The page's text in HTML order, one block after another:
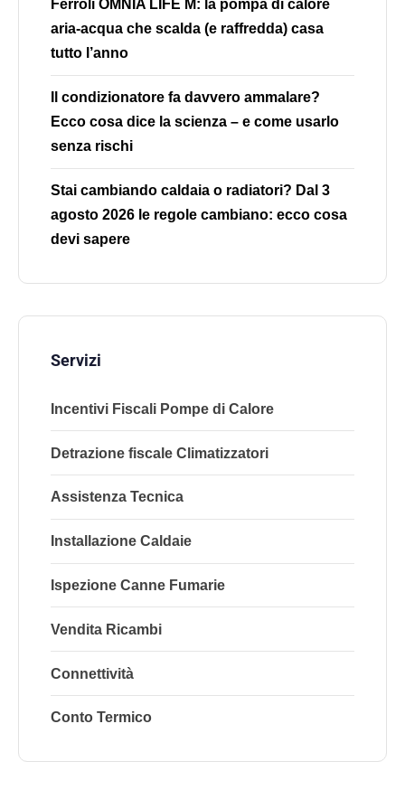
Ferroli OMNIA LIFE M: la pompa di calore
aria-acqua che scalda (e raffredda) casa
tutto l’anno
Il condizionatore fa davvero ammalare?
Ecco cosa dice la scienza – e come usarlo
senza rischi
Stai cambiando caldaia o radiatori? Dal 3
agosto 2026 le regole cambiano: ecco cosa
devi sapere
Servizi
Incentivi Fiscali Pompe di Calore
Detrazione fiscale Climatizzatori
Assistenza Tecnica
Installazione Caldaie
Ispezione Canne Fumarie
Vendita Ricambi
Connettività
Conto Termico